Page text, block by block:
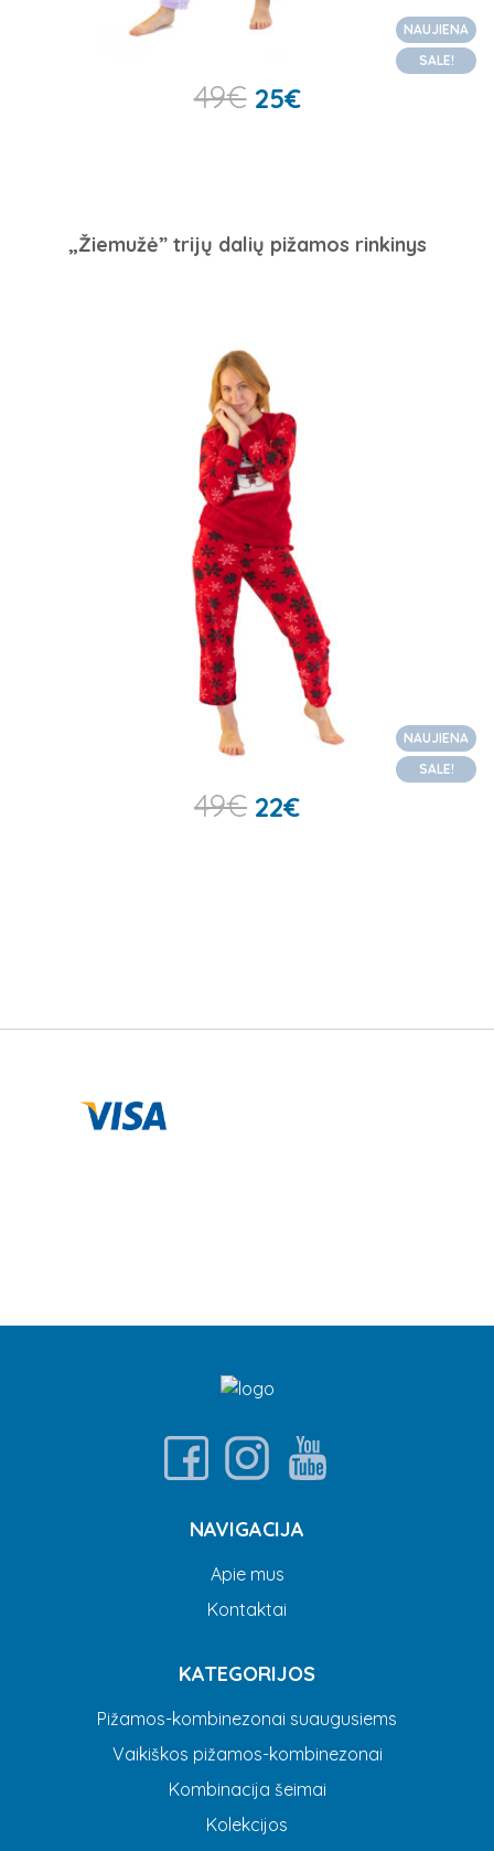
NAUJIENA
SALE!
49€ 25€
„Žiemužė” trijų dalių pižamos rinkinys
NAUJIENA
SALE!
49€ 22€
NAVIGACIJA
Apie mus
Kontaktai
KATEGORIJOS
Pižamos-kombinezonai suaugusiems
Vaikiškos pižamos-kombinezonai
Kombinacija šeimai
Kolekcijos